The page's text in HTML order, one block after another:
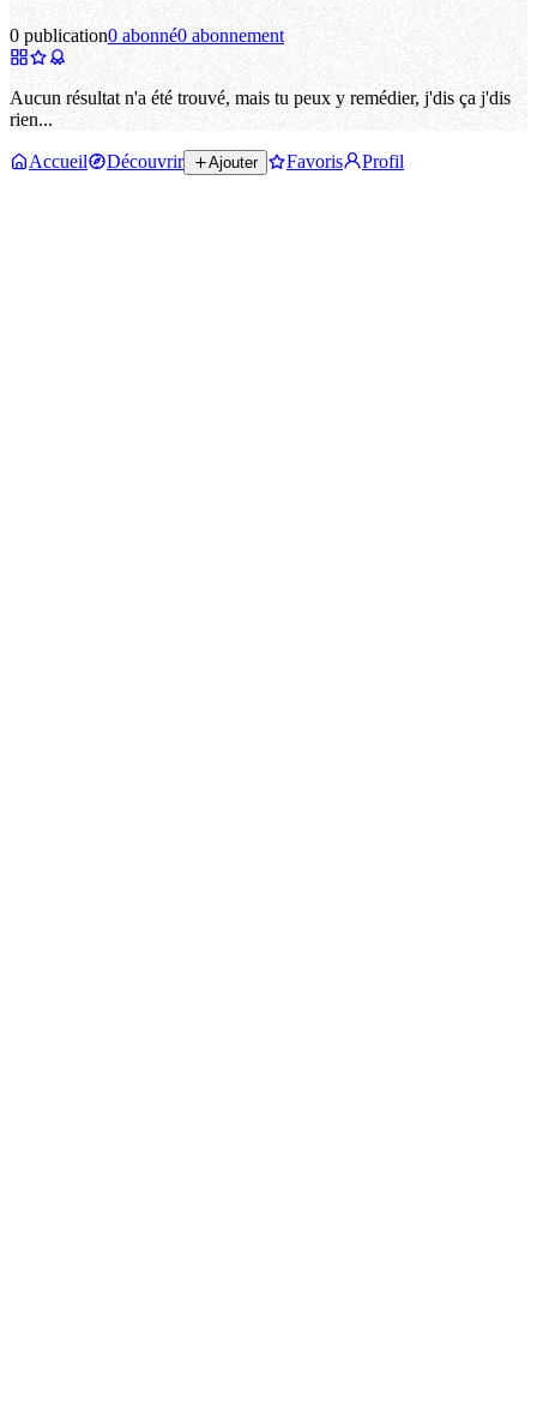
0 publication0 abonné0 abonnement
Aucun résultat n'a été trouvé, mais tu peux y remédier, j'dis ça j'dis
rien...
Accueil Découvrir Ajouter Favoris Profil